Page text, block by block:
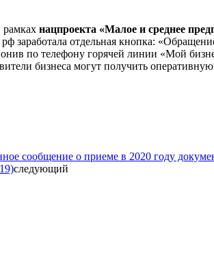
нацпроекта «Малое и среднее
заработала отдельная кнопка:
по телефону горячей линии «Мой
бизнеса могут получить
сообщение о приеме в 2020 году
следующий